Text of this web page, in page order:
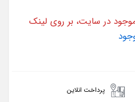
در سایت، بر روی لینک
پرداخت انلاین